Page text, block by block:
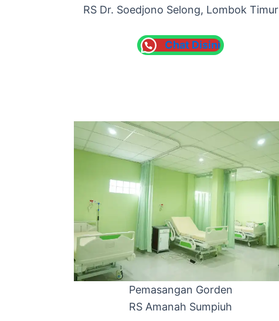
RS Dr. Soedjono Selong, Lombok Timur
Chat Disini
Pemasangan Gorden
RS Amanah Sumpiuh